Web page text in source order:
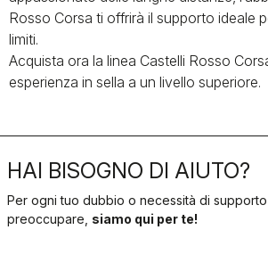
Rosso Corsa ti offrirà il supporto ideale
limiti.
Acquista ora la linea Castelli Rosso
esperienza in sella a un livello superiore.
HAI BISOGNO DI AIUTO?
Per ogni tuo dubbio o necessità di
preoccupare, siamo qui per te!